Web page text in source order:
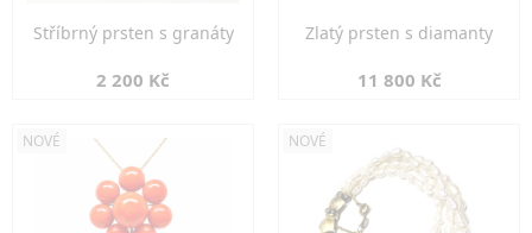
Stříbrný prsten s granáty
2 200 Kč
Zlatý prsten s diamanty
11 800 Kč
NOVÉ NOVÉ